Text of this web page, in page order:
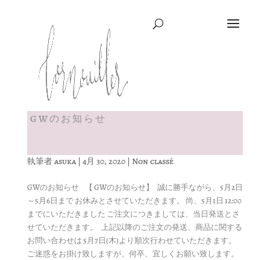
GWのお知らせ
執筆者asuka| 4月 30, 2020| Non classé
GWのお知らせ 【 GWのお知らせ】 誠に勝手ながら、5月2日
～5月6日まで お休みとさせていただきます。 尚、5月1日 12:00
までにいただきました ご注文につきましては、当日発送とさ
せていただきます。 上記以降のご注文の発送、商品に関する
お問い合わせは 5月7日(木)より順次行わせていただきます。
ご迷惑をお掛け致しますが、何卒、宜しくお願い致します。